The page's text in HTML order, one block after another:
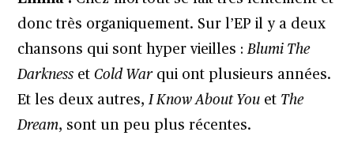
donc très organiquement. Sur l’EP il y a deux
chansons qui sont hyper vieilles :Blumi The
Darkness etCold Warqui ont plusieurs années.
Et les deux autres,I Know About You et The
Dream, sont un peu plus récentes.